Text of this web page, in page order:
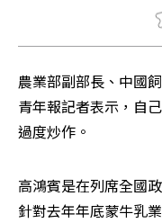
農業部副部長、中國
青年報記者表示，自
過度炒作。
高鴻賓是在列席全國
針對去年年底蒙牛乳